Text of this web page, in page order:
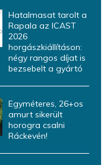
Hatalmasat tarolt a
Rapala az ICAST
2026
horgászkiállításon:
négy rangos díjat is
bezsebelt a gyártó
Egyméteres, 26+os
amurt sikerült
horogra csalni
Ráckevén!